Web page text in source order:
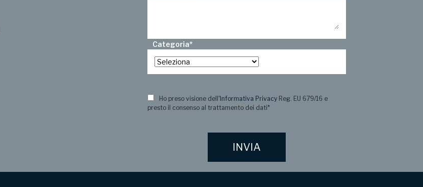
Categoria*
Ho preso visione dell 'Informativa PrivacyReg. EU 679/16 e
presto il consenso al trattamento dei dati*